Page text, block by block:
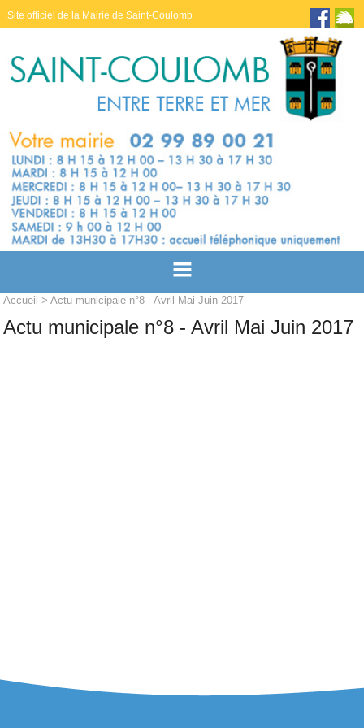
Site officiel de la Mairie de Saint-Coulomb
Accueil > Actu municipale n°8 - Avril Mai Juin 2017
Actu municipale n°8 - Avril Mai Juin 2017